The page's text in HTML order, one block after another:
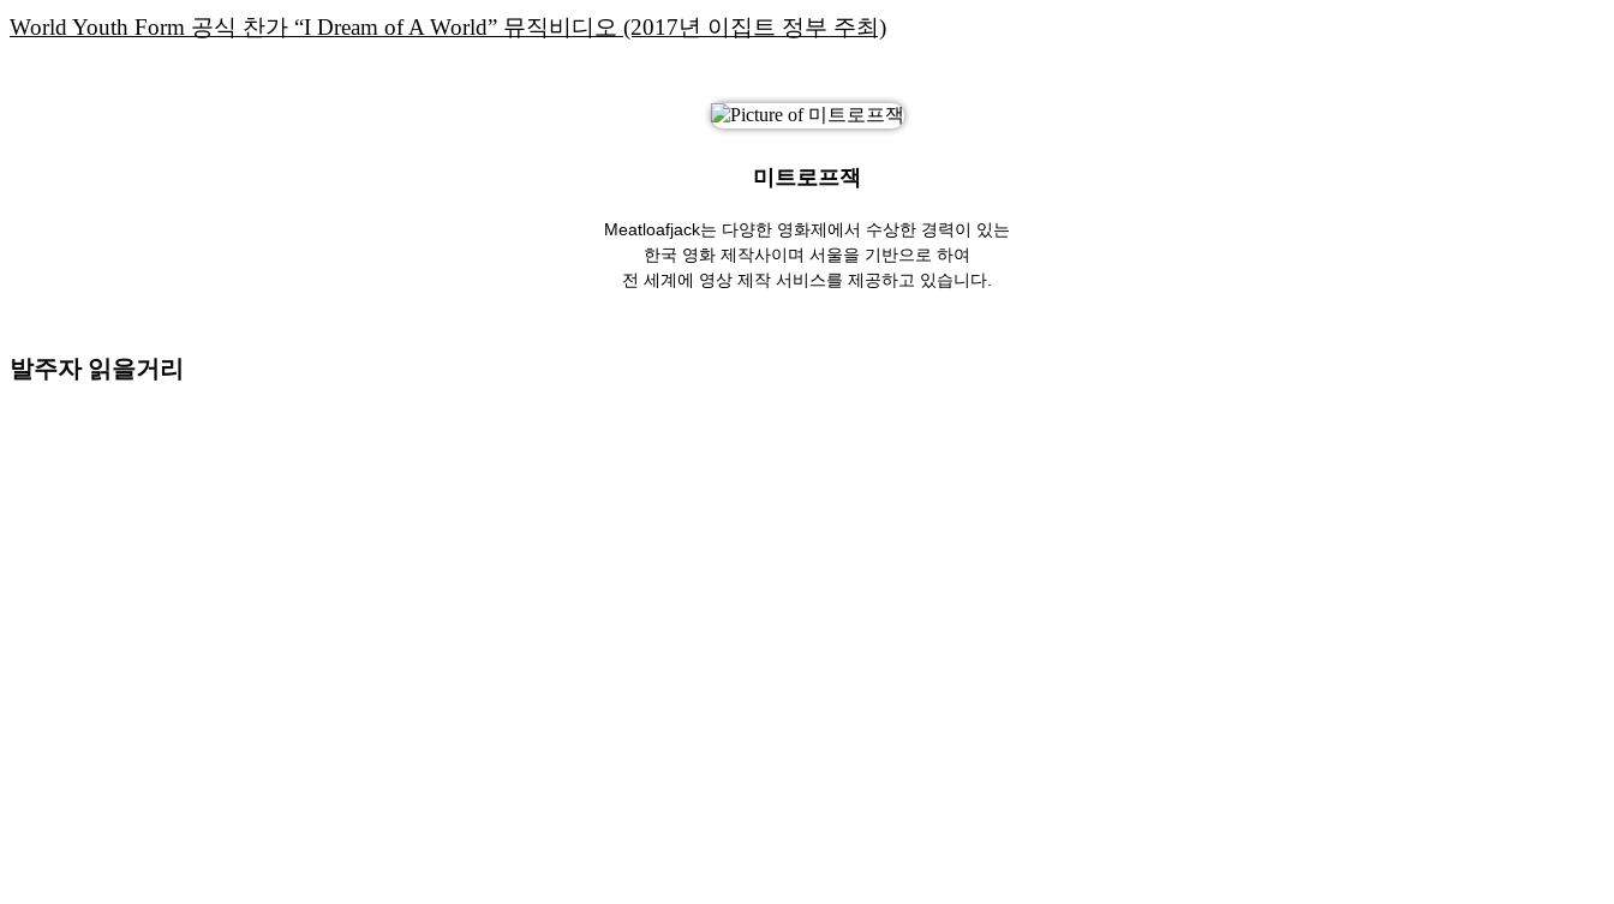
World Youth Form 공식 찬가 “I Dream of A World” 뮤직비디오 (2017년 이집트 정부 주최)
미트로프잭
Meatloafjack는 다양한 영화제에서 수상한 경력이 있는
한국 영화 제작사이며 서울을 기반으로 하여
전 세계에 영상 제작 서비스를 제공하고 있습니다.
발주자 읽을거리